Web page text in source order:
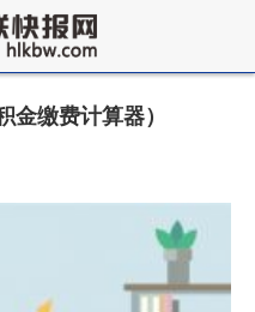
金缴费计算器）